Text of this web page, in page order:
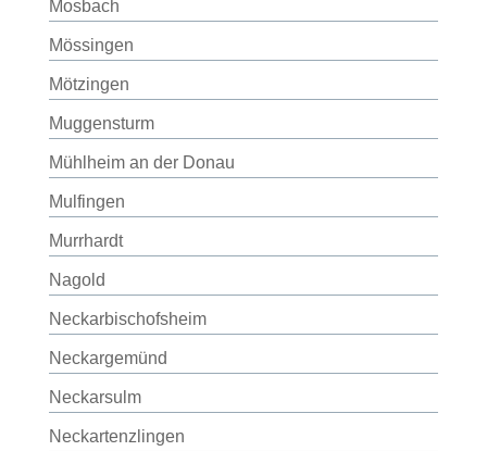
Mosbach
Mössingen
Mötzingen
Muggensturm
Mühlheim an der Donau
Mulfingen
Murrhardt
Nagold
Neckarbischofsheim
Neckargemünd
Neckarsulm
Neckartenzlingen